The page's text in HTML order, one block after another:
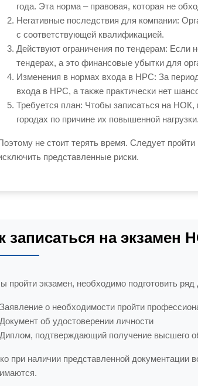
года. Эта норма – правовая, которая не
Негативные последствия для компании:
с соответствующей квалификацией.
Действуют ограничения по тендерам: Если
тендерах, а это финансовые убытки для
Изменения в нормах входа в НРС: За
входа в НРС, а также практически нет
Требуется план: Чтобы записаться на
городах по причине их повышенной нагрузки.
не стоит терять время. Следует
представленные риски.
записаться на экзамен
пройти экзамен, необходимо подготовить ряд
Заявление о необходимости пройти
Документ об удостоверении личности
Диплом, подтверждающий получение высшего
при наличии представленной документации